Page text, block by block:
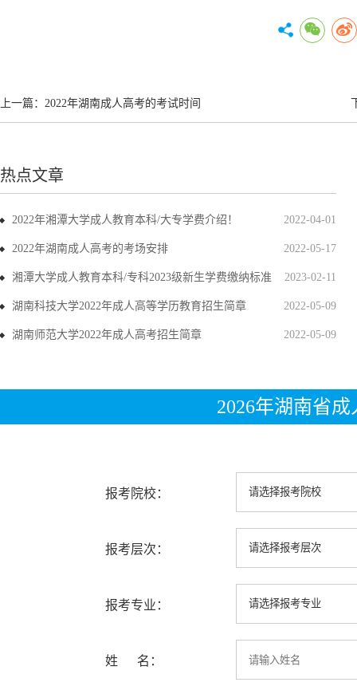
上一篇： 2022年湖南成人高考的考试时间
热点文章
2022-04-01
2022年湘潭大学成人教育本科/大专学费介绍！
2022-05-17
2022年湖南成人高考的考场安排
2023-02-11
湘潭大学成人教育本科/专科2023级新生学费缴纳标准
2022-05-09
湖南科技大学2022年成人高等学历教育招生简章
2022-05-09
湖南师范大学2022年成人高考招生简章
2026年湖南省
报考院校：
报考层次：
报考专业：
姓 名：